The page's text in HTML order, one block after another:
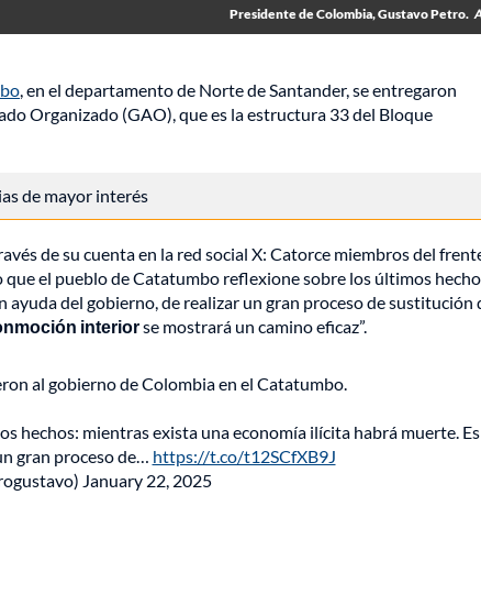
Presidente de Colombia, Gustavo Petro.
, en el departamento de Norte de Santander, se entregaron
Organizado (GAO), que es la estructura 33 del Bloque
de mayor interés
de su cuenta en la red social X: Catorce miembros del
el pueblo de Catatumbo reflexione sobre los últimos
del gobierno, de realizar un gran proceso de sustitución
interiorse mostrará un camino eficaz”.
al gobierno de Colombia en el Catatumbo.
hechos: mientras exista una economía ilícita habrá muerte.
gran proceso de… https://t.co/t12SCfXB9J
January 22, 2025